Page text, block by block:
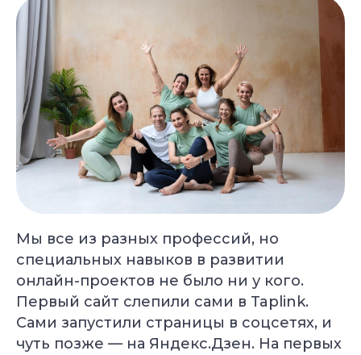
Мы все из разных профессий, но
специальных навыков в развитии
онлайн-проектов не было ни у кого.
Первый сайт слепили сами в Taplink.
Сами запустили страницы в соцсетях, и
чуть позже — на Яндекс.Дзен. На первых